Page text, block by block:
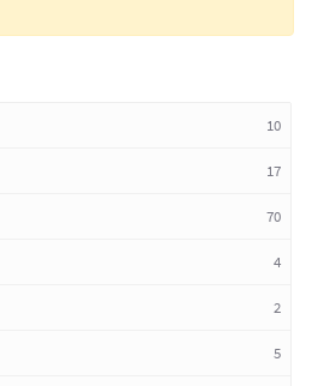
10
17
70
4
2
5